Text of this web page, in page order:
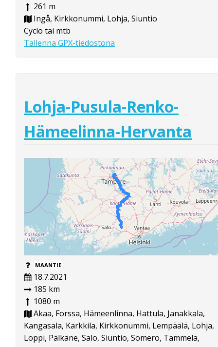
261 m
Ingå, Kirkkonummi, Lohja, Siuntio
Cyclo tai mtb
Tallenna GPX-tiedostona
Lohja-Pusula-Renko-
Hämeelinna-Hervanta
MAANTIE
18.7.2021
185 km
1080 m
Akaa, Forssa, Hämeenlinna, Hattula, Janakkala,
Kangasala, Karkkila, Kirkkonummi, Lempäälä, Lohja,
Loppi, Pälkäne, Salo, Siuntio, Somero, Tammela,